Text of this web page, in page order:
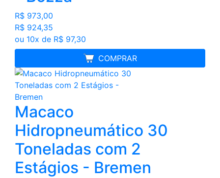
R$ 973,00
R$ 924,35
ou 10x de R$ 97,30
COMPRAR
FRETE GRÁTIS
Macaco
Hidropneumático 30
Toneladas com 2
Estágios - Bremen